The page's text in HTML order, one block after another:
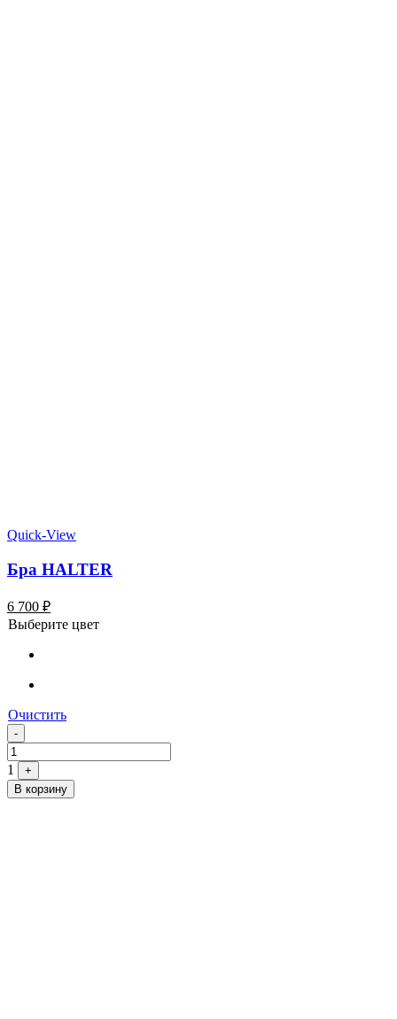
Quick-View
Бра HALTER
6 700 ₽
Выберите цвет
Очистить
Quantity
-
1
+
В корзину